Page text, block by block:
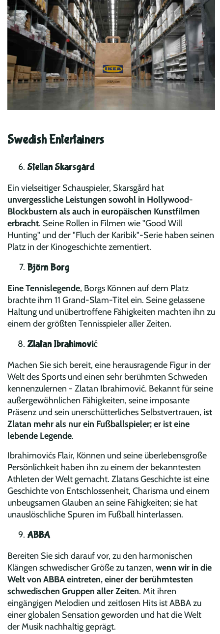
Swedish Entertainers
Stellan Skarsgård
Ein vielseitiger Schauspieler, Skarsgård hat
unvergessliche Leistungen sowohl in Hollywood-
Blockbustern als auch in europäischen Kunstfilmen
erbracht. Seine Rollen in Filmen wie "Good Will
Hunting" und der "Fluch der Karibik"-Serie haben seinen
Platz in der Kinogeschichte zementiert.
Björn Borg
Eine Tennislegende, Borgs Können auf dem Platz
brachte ihm 11 Grand-Slam-Titel ein. Seine gelassene
Haltung und unübertroffene Fähigkeiten machten ihn zu
einem der größten Tennisspieler aller Zeiten.
Zlatan Ibrahimović
Machen Sie sich bereit, eine herausragende Figur in der
Welt des Sports und einen sehr berühmten Schweden
kennenzulernen - Zlatan Ibrahimović. Bekannt für seine
außergewöhnlichen Fähigkeiten, seine imposante
Präsenz und sein unerschütterliches Selbstvertrauen, ist
Zlatan mehr als nur ein Fußballspieler; er ist eine
lebende Legende.
Ibrahimovićs Flair, Können und seine überlebensgroße
Persönlichkeit haben ihn zu einem der bekanntesten
Athleten der Welt gemacht. Zlatans Geschichte ist eine
Geschichte von Entschlossenheit, Charisma und einem
unbeugsamen Glauben an seine Fähigkeiten; sie hat
unauslöschliche Spuren im Fußball hinterlassen.
ABBA
Bereiten Sie sich darauf vor, zu den harmonischen
Klängen schwedischer Größe zu tanzen, wenn wir in die
Welt von ABBA eintreten, einer der berühmtesten
schwedischen Gruppen aller Zeiten. Mit ihren
eingängigen Melodien und zeitlosen Hits ist ABBA zu
einer globalen Sensation geworden und hat die Welt
der Musik nachhaltig geprägt.